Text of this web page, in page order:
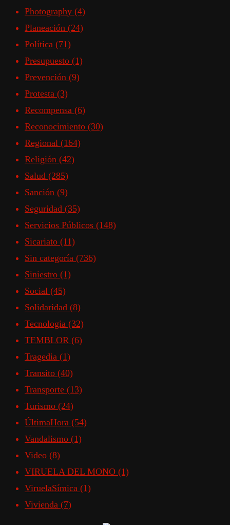
Photography (4)
Planeación (24)
Política (71)
Presupuesto (1)
Prevención (9)
Protesta (3)
Recompensa (6)
Reconocimiento (30)
Regional (164)
Religión (42)
Salud (285)
Sanción (9)
Seguridad (35)
Servicios Públicos (148)
Sicariato (11)
Sin categoría (736)
Siniestro (1)
Social (45)
Solidaridad (8)
Tecnologia (32)
TEMBLOR (6)
Tragedia (1)
Transito (40)
Transporte (13)
Turismo (24)
ÚltimaHora (54)
Vandalismo (1)
Video (8)
VIRUELA DEL MONO (1)
ViruelaSímica (1)
Vivienda (7)